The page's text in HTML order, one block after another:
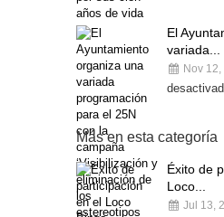
El
variada...
Nov
Más en esta categoría
Éxito de
Loco...
Jul 13,